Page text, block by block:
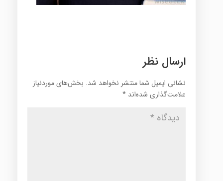
ارسال نظر
نشانی ایمیل شما منتشر نخواهد شد. بخش‌های موردنیاز
علامت‌گذاری شده‌اند *